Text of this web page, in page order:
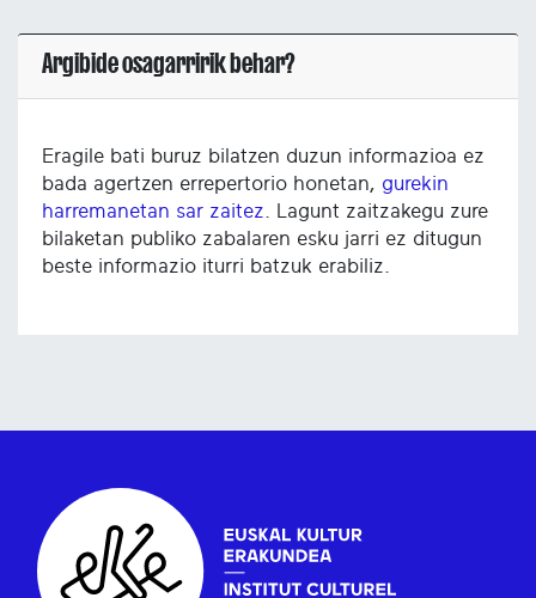
Argibide osagarririk behar?
Eragile bati buruz bilatzen duzun informazioa ez
bada agertzen errepertorio honetan, gurekin
harremanetan sar zaitez . Lagunt zaitzakegu zure
bilaketan publiko zabalaren esku jarri ez ditugun
beste informazio iturri batzuk erabiliz.